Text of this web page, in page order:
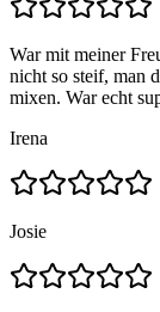
War mit meiner
nicht so steif, man
mixen. War echt
Irena
Josie